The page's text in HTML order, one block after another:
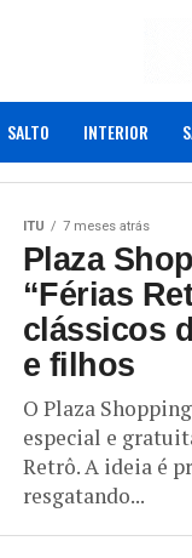
SALTO INTERIOR
ITU 7 meses atrás
Plaza
“Férias
clássicos
e filhos
O Plaza
especial e
Retrô. A ideia é
resgatando...